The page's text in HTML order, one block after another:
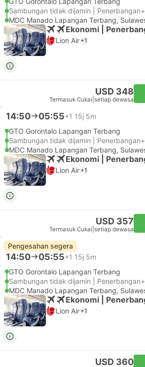
MDC Manado Lapangan Terbang,
Ekonomi |
Lion Air +1
USD 348
Termasuk Cukai setiap dewasa
14:50 05:55+1 15j 5m
GTO Gorontalo Lapangan Terbang
MDC Manado Lapangan Terbang,
Ekonomi |
Lion Air +1
USD 357
Termasuk Cukai setiap dewasa
Pengesahan segera
14:50 05:55+1 15j 5m
GTO Gorontalo Lapangan Terbang
MDC Manado Lapangan Terbang,
Ekonomi |
Lion Air +1
USD 360